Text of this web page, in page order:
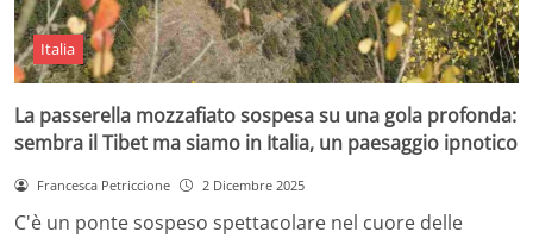
Italia
La passerella mozzafiato sospesa su una gola profonda:
sembra il Tibet ma siamo in Italia, un paesaggio ipnotico
Francesca Petriccione 2 Dicembre 2025
C'è un ponte sospeso spettacolare nel cuore delle